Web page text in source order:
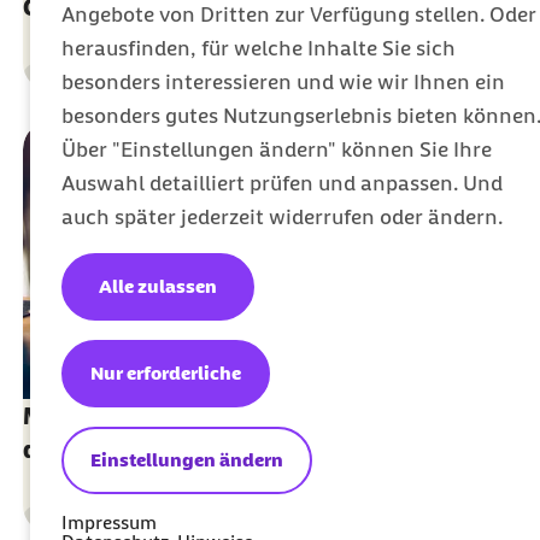
Angebote von Dritten zur Verfügung stellen. Oder
herausfinden, für welche Inhalte Sie sich
besonders interessieren und wie wir Ihnen ein
besonders gutes Nutzungserlebnis bieten können.
Über "Einstellungen ändern" können Sie Ihre
Auswahl detailliert prüfen und anpassen. Und
auch später jederzeit widerrufen oder ändern.
Einstellungen ändern
Nur erforderliche
Alle zulassen
Impressum
Geringfügig Beschäftigte einstellen
Kategorie
Sozialversicherung
Minijobs und Steuern: Sie haben die Wahl bei
der Besteuerungsform
Kategorie
Sozialversicherung